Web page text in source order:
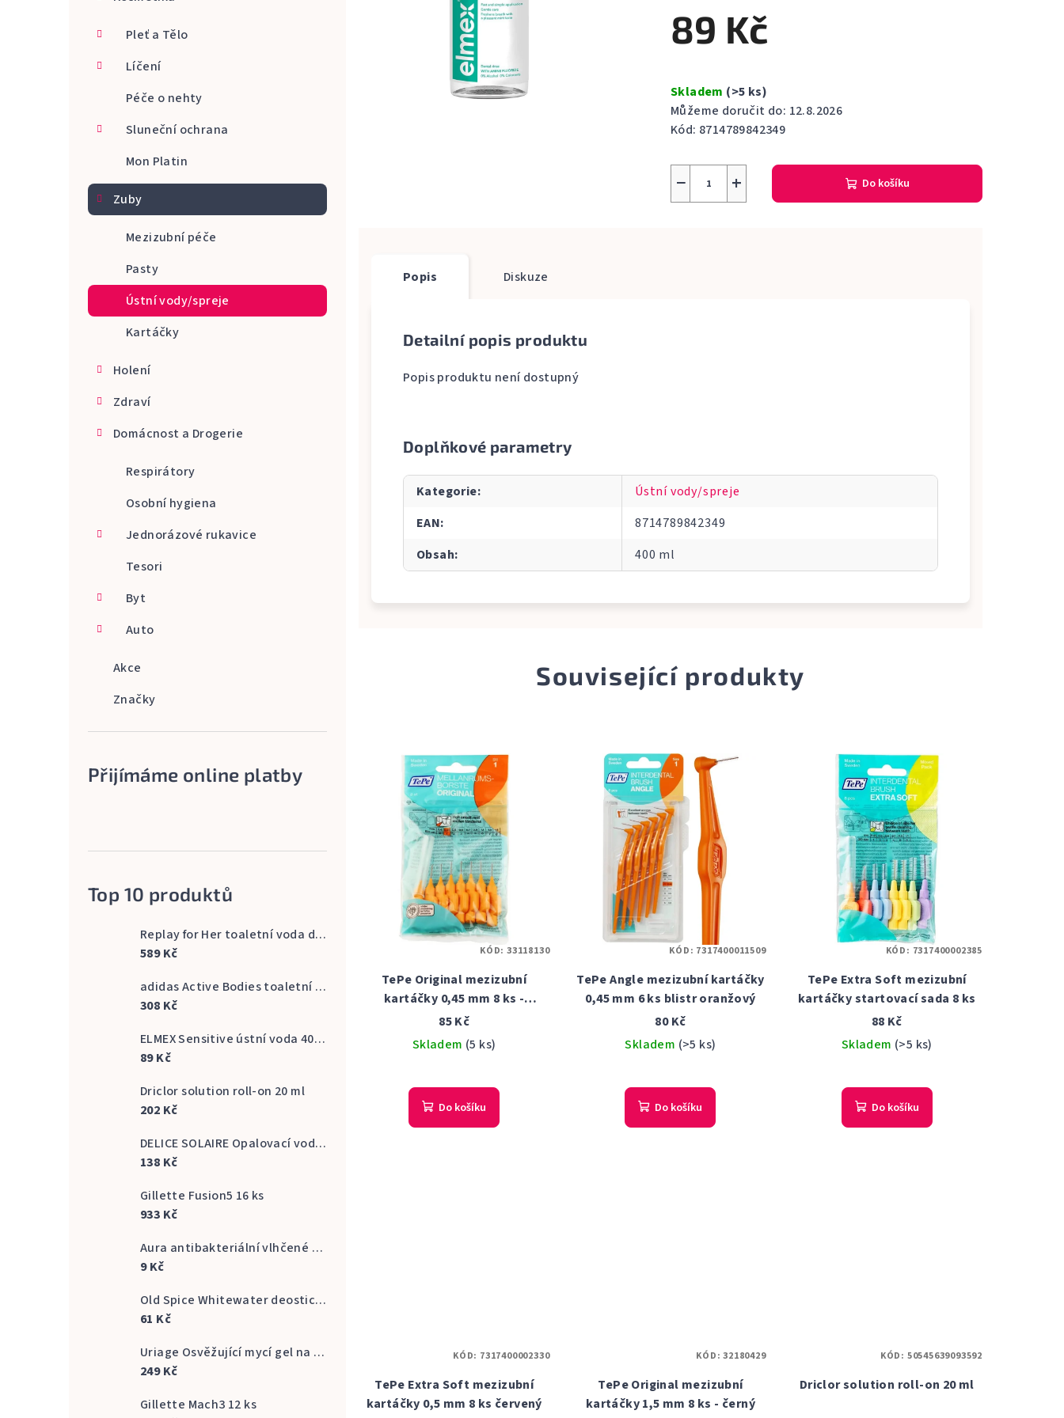
Pleť a Tělo
Líčení
Péče o nehty
Sluneční ochrana
Mon Platin
Zuby
Mezizubní péče
Pasty
Ústní vody/spreje
Kartáčky
Holení
Zdraví
Domácnost a Drogerie
Respirátory
Osobní hygiena
Jednorázové rukavice
Tesori
Byt
Auto
Akce
Značky
Přijímáme online platby
Top 10 produktů
Replay for Her toaletní voda dámská 60 ml
589 Kč
adidas Active Bodies toaletní voda pánská 100 ml
308 Kč
ELMEX Sensitive ústní voda 400 ml
89 Kč
Driclor solution roll-on 20 ml
202 Kč
DELICE SOLAIRE Opalovací voda Fresh Bronze s vůní kokosu 500 ml
138 Kč
Gillette Fusion5 16 ks
933 Kč
Aura antibakteriální vlhčené ubrousky na ruce 20 ks
9 Kč
Old Spice Whitewater deostick 50 ml
61 Kč
Uriage Osvěžující mycí gel na intimní hygienu Gyn Phy Refreshing Gel Intimate Hygiene 500 ml
249 Kč
Gillette Mach3 12 ks
je
5,0
hvězdiček.
89 Kč
cena:
Skladem (>5 ks)
Můžeme doručit do: 12.8.2026
Kód: 8714789842349
+
− Do košíku
Popis Diskuze
Detailní popis produktu
Popis produktu není dostupný
Doplňkové parametry
Kategorie:
Ústní vody/spreje
EAN:
8714789842349
Obsah: 400 ml
Související produkty
TePe Original mezizubní
kartáčky 0,45 mm 8 ks -
oranžový
85 Kč
Skladem (5 ks)
Do košíku
KÓD: 33118130
TePe Angle mezizubní kartáčky
0,45 mm 6 ks blistr oranžový
80 Kč
Skladem (>5 ks)
Do košíku
KÓD: 7317400011509
TePe Extra Soft mezizubní
kartáčky startovací sada 8 ks
88 Kč
Skladem (>5 ks)
Do košíku
KÓD: 7317400002385
TePe Extra Soft mezizubní
kartáčky 0,5 mm 8 ks červený
KÓD: 7317400002330
TePe Original mezizubní
kartáčky 1,5 mm 8 ks - černý
KÓD:32180429
Driclor solution roll-on 20 ml
KÓD: 50545639093592